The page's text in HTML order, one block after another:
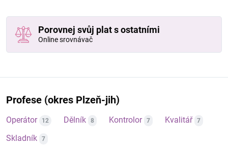
Porovnej svůj plat s ostatními
Online srovnávač
Profese (okres Plzeň-jih)
Operátor 12 Dělník 8 Kontrolor 7 Kvalitář 7
Skladník 7